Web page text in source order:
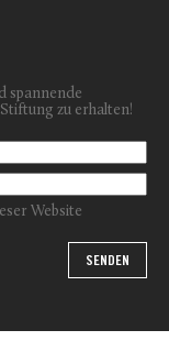
spannende
zu erhalten!
Website